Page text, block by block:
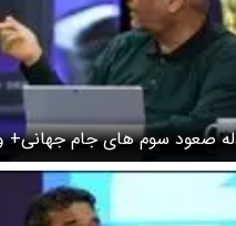
صعود سوم های جام جهانی+